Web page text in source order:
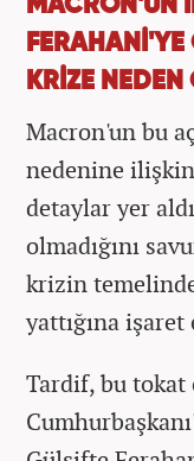
MACRON'UN
KRİZE NEDEN
Macron'un bu
nedenine ilişkin
detaylar yer
olmadığını
krizin
yattığına
Tardif, bu tokat